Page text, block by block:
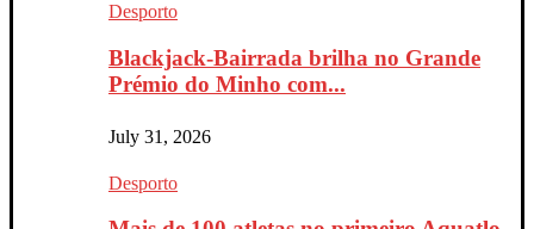
Desporto
Blackjack-Bairrada brilha no Grande
Prémio do Minho com...
July 31, 2026
Desporto